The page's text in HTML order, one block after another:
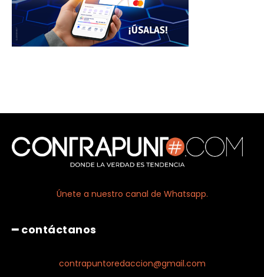
Únete a nuestro canal de Whatsapp.
━ contáctanos
contrapuntoredaccion@gmail.com